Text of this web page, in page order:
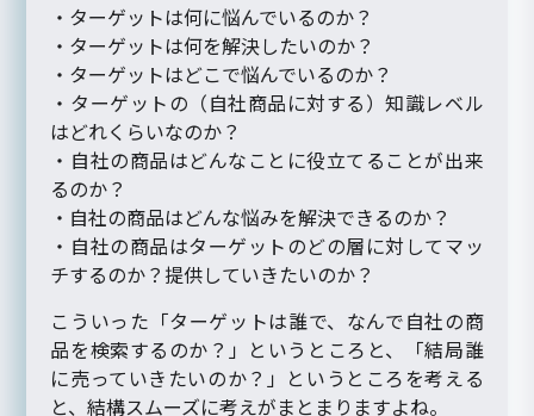
・ターゲットは何に悩んでいるのか？
・ターゲットは何を解決したいのか？
・ターゲットはどこで悩んでいるのか？
・ターゲットの（自社商品に対する）知識レベル
はどれくらいなのか？
・自社の商品はどんなことに役立てることが出来
るのか？
・自社の商品はどんな悩みを解決できるのか？
・自社の商品はターゲットのどの層に対してマッ
チするのか？提供していきたいのか？
こういった「ターゲットは誰で、なんで自社の商
品を検索するのか？」というところと、「結局誰
に売っていきたいのか？」というところを考える
と、結構スムーズに考えがまとまりますよね。